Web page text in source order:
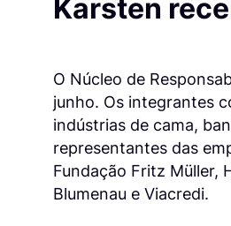
Karsten
O Núcleo de
junho. Os integrantes
indústrias de cama,
representantes das
Fundação Fritz Müller,
Blumenau e Viacredi.